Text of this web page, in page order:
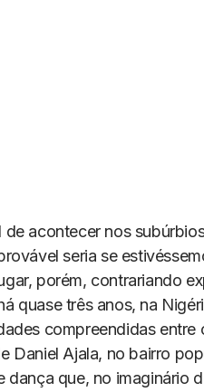
de acontecer nos
seria se
porém, contrariando
quase três anos, na
compreendidas
Daniel Ajala, no bairro
dança que, no imaginário